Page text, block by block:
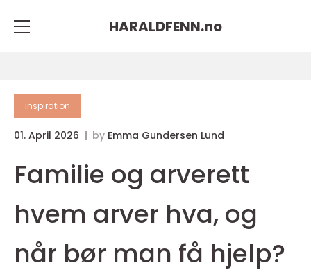
HARALDFENN.no
inspiration
01. April 2026 by Emma Gundersen Lund
Familie og arverett
hvem arver hva, og
når bør man få hjelp?